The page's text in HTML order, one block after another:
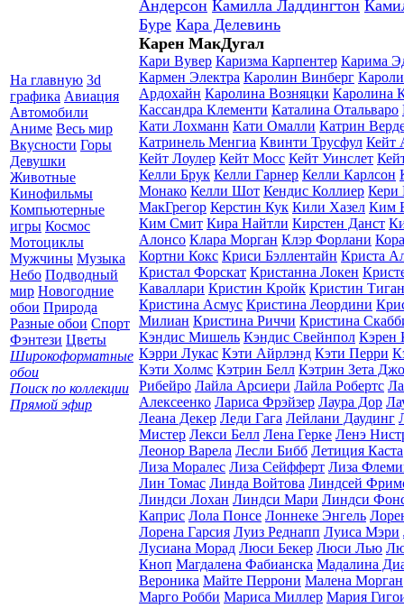
На главную 3d
графика Авиация
Автомобили
Аниме Весь мир
Вкусности Горы
Девушки
Животные
Кинофильмы
Компьютерные
игры Космос
Мотоциклы
Мужчины Музыка
Небо Подводный
мир Новогодние
обои Природа
Разные обои Спорт
Фэнтези Цветы
Широкоформатные
обои
Поиск по коллекции
Прямой эфир
Андерсон Камилла Ладдингтон
Буре Кара Делевинь
Карен МакДугал
Кари Вувер Каризма Карпентер Карима
Кармен Электра Каролин Винберг
Ардохайн Каролина Возняцки Каролина
Кассандра Клементи Каталина Отальваро
Кати Лохманн Кати Омалли Катрин
Катринель Менгиа Квинти Трусфул Кейт
Кейт Лоулер Кейт Мосс Кейт Уинслет
Келли Брук Келли Гарнер Келли Карлсон
Монако Келли Шот Кендис Коллиер Кери
МакГрегор Керстин Кук Кили Хазел Ким
Ким Смит Кира Найтли Кирстен Данст
Алонсо Клара Морган Клэр Форлани
Кортни Кокс Криси Бэллентайн Криста
Кристал Форскат Кристанна Локен
Каваллари Кристин Кройк Кристин Тиган
Кристина Асмус Кристина Леордини
Милиан Кристина Риччи Кристина
Кэндис Мишель Кэндис Свейнпол Кэрен
Кэрри Лукас Кэти Айрлэнд Кэти Перри
Кэти Холмс Кэтрин Белл Кэтрин Зета
Рибейро Лайла Арсиери Лайла Робертс
Алексеенко Лариса Фрэйзер Лаура Дор
Леана Декер Леди Гага Лейлани Даудинг
Мистер Лекси Белл Лена Герке Ленэ
Леонор Варела Лесли Бибб Летиция Каста
Лиза Моралес Лиза Сейфферт Лиза
Лин Томас Линда Войтова Линдсей
Линдси Лохан Линдси Мари Линдси
Каприс Лола Понсе Лоннеке Энгель
Лорена Гарсия Луиз Реднапп Луиса Мэри
Лусиана Морад Люси Бекер Люси Лью
Кноп Магдалена Фабианска Мадалина
Вероника Майте Перрони Малена Морган
Марго Робби Мариса Миллер Мария